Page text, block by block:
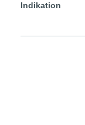
Indikation